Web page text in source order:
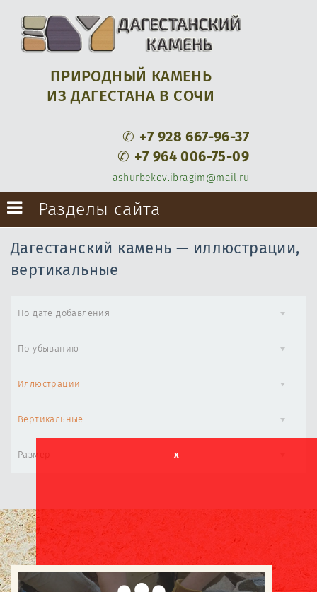
ПРИРОДНЫЙ КАМЕНЬ
ИЗ ДАГЕСТАНА В СОЧИ
✆ +7 928 667-96-37
✆ +7 964 006-75-09
ashurbekov.ibragim@mail.ru
Разделы сайта
Дагестанский камень — иллюстрации,
вертикальные
По дате добавления
По убыванию
Иллюстрации
Вертикальные
Размер x